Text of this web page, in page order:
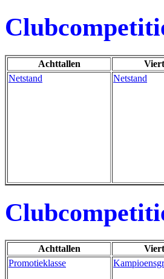
Achttallen
Netstand
Netstand
Achttallen
Promotieklasse